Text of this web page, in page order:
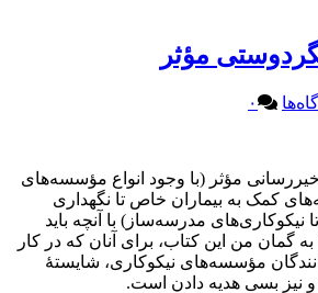
مؤثر
۰
مؤثر (با وجود انواع مؤسسه‌های
کمک به بیماران خاص تا نگهداری
مدرسه‌ساز) با آنچه باید
گمان من این کتاب، برای آنان که در کار
مؤسسه‌های نیکوکاری، شایستۀ
نیز بسی هدیه دادن است.